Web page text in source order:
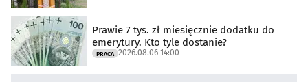
Prawie 7 tys. zł miesięcznie dodatku do
emerytury. Kto tyle dostanie?
PRACA 2026.08.06 14:00